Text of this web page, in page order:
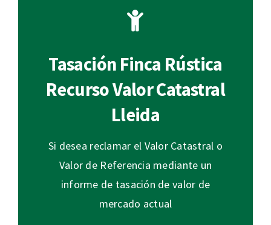
Tasación Finca Rústica
Recurso Valor Catastral
Lleida
Si desea reclamar el Valor Catastral o
Valor de Referencia mediante un
informe de tasación de valor de
mercado actual